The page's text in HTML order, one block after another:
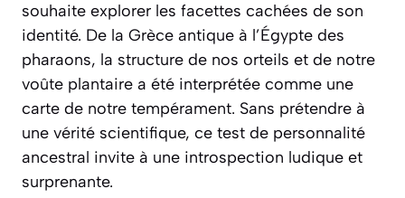
souhaite explorer les facettes cachées de son
identité. De la Grèce antique à l’Égypte des
pharaons, la structure de nos orteils et de notre
voûte plantaire a été interprétée comme une
carte de notre tempérament. Sans prétendre à
une vérité scientifique, ce test de personnalité
ancestral invite à une introspection ludique et
surprenante.